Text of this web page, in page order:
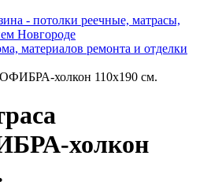
- потолки реечные, матрасы,
Новгороде
материалов ремонта и отделки
холкон 110х190 см.
холкон